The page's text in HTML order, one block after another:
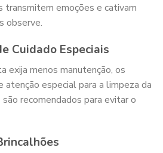
transmitem emoções e cativam
observe.
Cuidado Especiais
exija menos manutenção, os
atenção especial para a limpeza da
recomendados para evitar o